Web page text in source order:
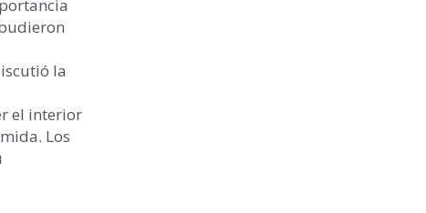
la
el interior
Los